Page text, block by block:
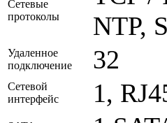
Сетевые
протоколы
NTP,
Удаленное
подключение
32
Сетевой
интерфейс
1,